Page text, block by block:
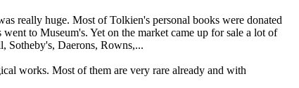
really huge. Most of Tolkien's personal books were donated
to Museum's. Yet on the market came up for sale a lot of
Sotheby's, Daerons, Rowns,...
works. Most of them are very rare already and with